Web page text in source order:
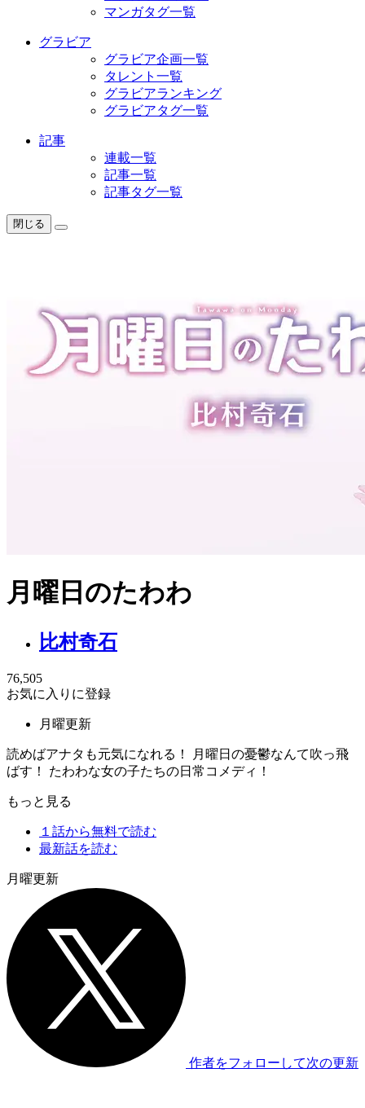
マンガタグ一覧
グラビア
グラビア企画一覧
タレント一覧
グラビアランキング
グラビアタグ一覧
記事
連載一覧
記事一覧
記事タグ一覧
閉じる
月曜日のたわわ
比村奇石
76,505
お気に入りに登録
月曜更新
読めばアナタも元気になれる！ 月曜日の憂鬱なんて吹っ飛
ばす！ たわわな女の子たちの日常コメディ！
もっと見る
１話から無料で読む
最新話を読む
月曜更新
作者をフォローして次の更新